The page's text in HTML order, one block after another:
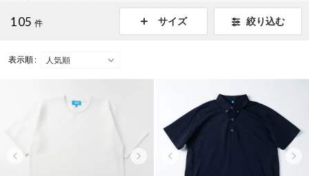
105 件 サイズ 絞り込む
表示順 :